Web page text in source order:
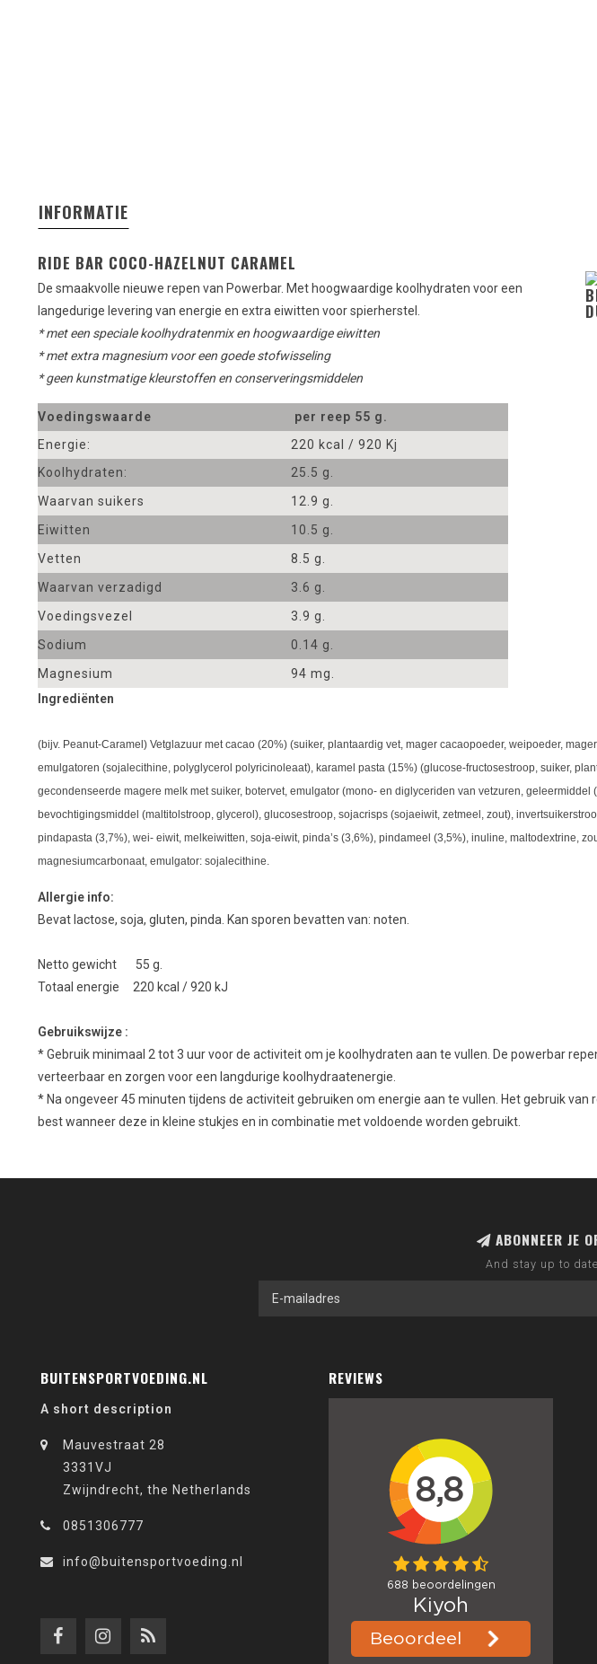
INFORMATIE
RIDE BAR COCO-HAZELNUT CARAMEL
De smaakvolle nieuwe repen van Powerbar. Met hoogwaardige koolhydraten voor een
langedurige levering van energie en extra eiwitten voor spierherstel.
* met een speciale koolhydratenmix en hoogwaardige eiwitten
* met extra magnesium voor een goede stofwisseling
* geen kunstmatige kleurstoffen en conserveringsmiddelen
Voedingswaarde
per reep 55 g.
Energie:
220 kcal / 920 Kj
Koolhydraten:
25.5 g.
Waarvan suikers
12.9 g.
Eiwitten
10.5 g.
Vetten
8.5 g.
Waarvan verzadigd
3.6 g.
Voedingsvezel
3.9 g.
Sodium
0.14 g.
Magnesium
94 mg.
Ingrediënten
(bijv. Peanut-Caramel) Vetglazuur met cacao (20%) (suiker, plantaardig vet, mager cacaopoeder, weipoeder,
emulgatoren (sojalecithine, polyglycerol polyricinoleaat), karamel pasta (15%) (glucose-fructosestroop, suiker,
gecondenseerde magere melk met suiker, botervet, emulgator (mono- en diglyceriden van vetzuren, geleermiddel
bevochtigingsmiddel (maltitolstroop, glycerol), glucosestroop, sojacrisps (sojaeiwit, zetmeel, zout),
pindapasta (3,7%), wei- eiwit, melkeiwitten, soja-eiwit, pinda’s (3,6%), pindameel (3,5%), inuline, maltodextrine,
magnesiumcarbonaat, emulgator: sojalecithine.
Allergie info:
Bevat lactose, soja, gluten, pinda. Kan sporen bevatten van: noten.
Netto gewicht 55 g.
Totaal energie 220 kcal / 920 kJ
Gebruikswijze :
* Gebruik minimaal 2 tot 3 uur voor de activiteit om je koolhydraten aan te vullen. De powerbar
verteerbaar en zorgen voor een langdurige koolhydraatenergie.
* Na ongeveer 45 minuten tijdens de activiteit gebruiken om energie aan te vullen. Het gebruik van
best wanneer deze in kleine stukjes en in combinatie met voldoende worden gebruikt.
ABONNEER JE
And stay up to
BUITENSPORTVOEDING.NL
A short description
Mauvestraat 28
3331VJ
Zwijndrecht, the Netherlands
0851306777
info@buitensportvoeding.nl
REVIEWS